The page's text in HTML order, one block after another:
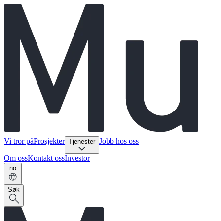
Vi tror påProsjekter Tjenester Jobb hos oss
Om ossKontakt ossInvestor
no
Søk